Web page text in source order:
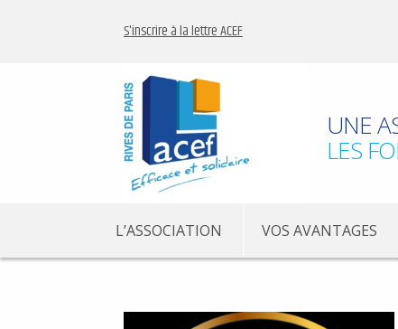
S'inscrire à la lettre ACEF
UNE
LES
L’ASSOCIATION VOS AVANTAGES